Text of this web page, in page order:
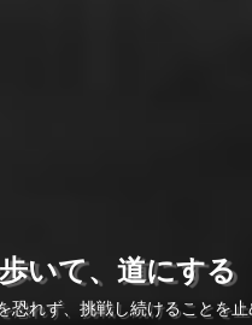
いて、道にする
恐れず、挑戦し続けることを止